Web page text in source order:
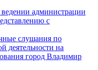
администрации
с
слушания по
деятельности на
город Владимир